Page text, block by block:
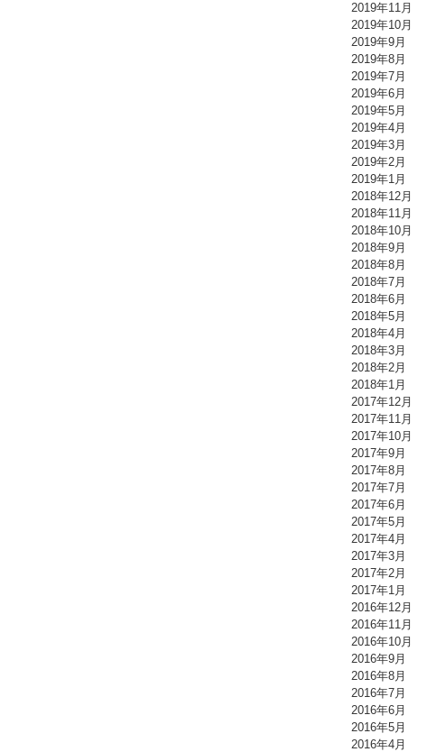
2019年11月
2019年10月
2019年9月
2019年8月
2019年7月
2019年6月
2019年5月
2019年4月
2019年3月
2019年2月
2019年1月
2018年12月
2018年11月
2018年10月
2018年9月
2018年8月
2018年7月
2018年6月
2018年5月
2018年4月
2018年3月
2018年2月
2018年1月
2017年12月
2017年11月
2017年10月
2017年9月
2017年8月
2017年7月
2017年6月
2017年5月
2017年4月
2017年3月
2017年2月
2017年1月
2016年12月
2016年11月
2016年10月
2016年9月
2016年8月
2016年7月
2016年6月
2016年5月
2016年4月